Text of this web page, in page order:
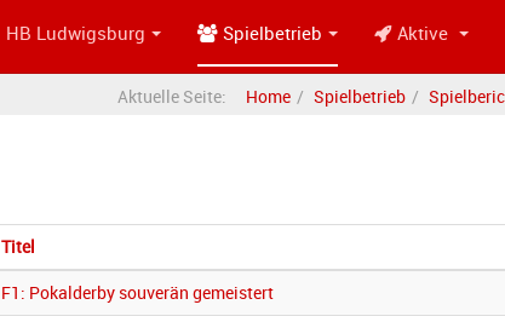
HB Ludwigsburg Spielbetrieb Aktive
Aktuelle Seite: Home Spielbetrieb
Titel
F1: Pokalderby souverän gemeistert